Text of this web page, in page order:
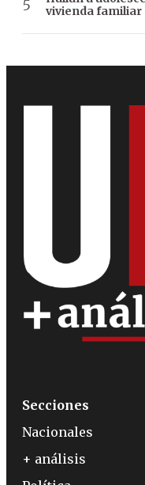
vivienda familiar
Secciones
Nacionales
+ análisis